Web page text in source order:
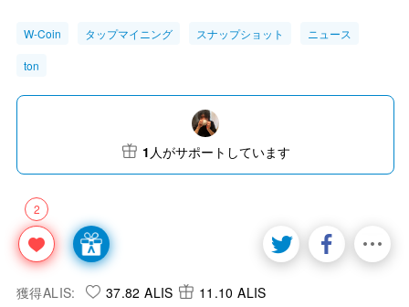
W-Coin タップマイニング スナップショット ニュース
ton
2
1 人がサポートしています
獲得ALIS: 37.82 ALIS 11.10 ALIS